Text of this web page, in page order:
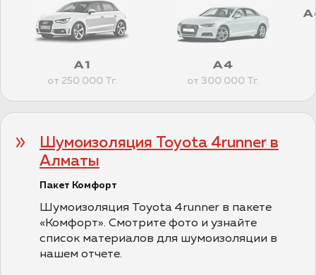
EXEED
FAW
FORD
GEELY
HAVAL
A1
от 250 000 Тг.
A4
от 300 000 Тг.
Шумоизоляция Toyota 4runner в
Алматы
Пакет Комфорт
Шумоизоляция Toyota 4runner в пакете
«Комфорт». Смотрите фото и узнайте
список материалов для шумоизоляции в
нашем отчете.